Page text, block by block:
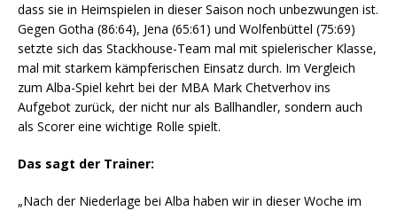
dass sie in Heimspielen in dieser Saison noch unbezwungen ist.
Gegen Gotha (86:64), Jena (65:61) und Wolfenbüttel (75:69)
setzte sich das Stackhouse-Team mal mit spielerischer Klasse,
mal mit starkem kämpferischen Einsatz durch. Im Vergleich
zum Alba-Spiel kehrt bei der MBA Mark Chetverhov ins
Aufgebot zurück, der nicht nur als Ballhandler, sondern auch
als Scorer eine wichtige Rolle spielt.
Das sagt der Trainer:
„Nach der Niederlage bei Alba haben wir in dieser Woche im